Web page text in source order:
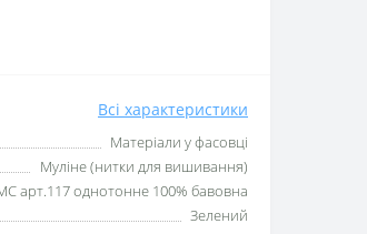
Всі характеристики
Матеріали у фасовці
Муліне (нитки для вишивання)
арт.117 однотонне 100% бавовна
Зелений